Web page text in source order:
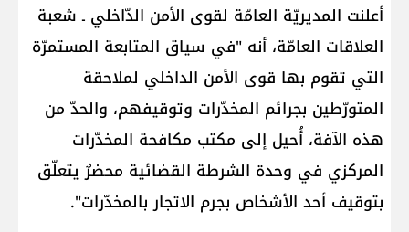
أعلنت المديريّة العامّة لقوى الأمن الدّاخلي ـ شعبة
العلاقات العامّة، أنه "في سياق المتابعة المستمرّة
التي تقوم بها قوى الأمن الداخلي لملاحقة
المتورّطين بجرائم المخدّرات وتوقيفهم، والحدّ من
هذه الآفة، أُحيل إلى مكتب مكافحة المخدّرات
المركزي في وحدة الشرطة القضائية محضرٌ يتعلّق
بتوقيف أحد الأشخاص بجرم الاتجار بالمخدّرات".